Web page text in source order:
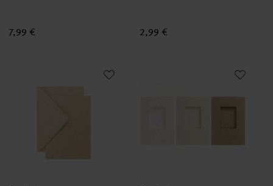
7,99 € 2,99 €
Paper Poetry Kartenset cappuccino C7/A7
Paper Poetry